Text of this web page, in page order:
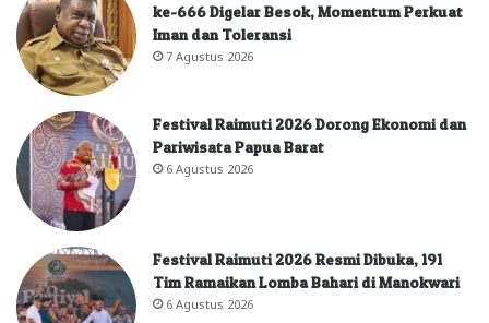
ke-666 Digelar Besok, Momentum Perkuat
Iman dan Toleransi
7 Agustus 2026
Festival Raimuti 2026 Dorong Ekonomi dan
Pariwisata Papua Barat
6 Agustus 2026
Festival Raimuti 2026 Resmi Dibuka, 191
Tim Ramaikan Lomba Bahari di Manokwari
6 Agustus 2026